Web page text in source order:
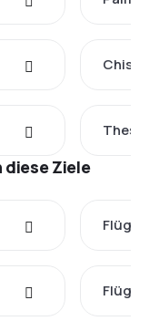
diese Ziele
Flüge
Flüge